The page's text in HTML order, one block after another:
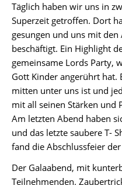
ChurchNight
2024
Jungscharfreizeit
2024
ChurchNight
2023
Lydia
Gemeindefest
Täglich haben wir uns in
Superzeit getroffen. Dort
gesungen und uns mit den
beschäftigt. Ein Highlight
gemeinsame Lords Party,
Gott Kinder angerührt hat.
mitten unter uns ist und
mit all seinen Stärken und
Am letzten Abend haben
und das letzte saubere T-
fand die Abschlussfeier
Der Galaabend, mit
Teilnehmenden.